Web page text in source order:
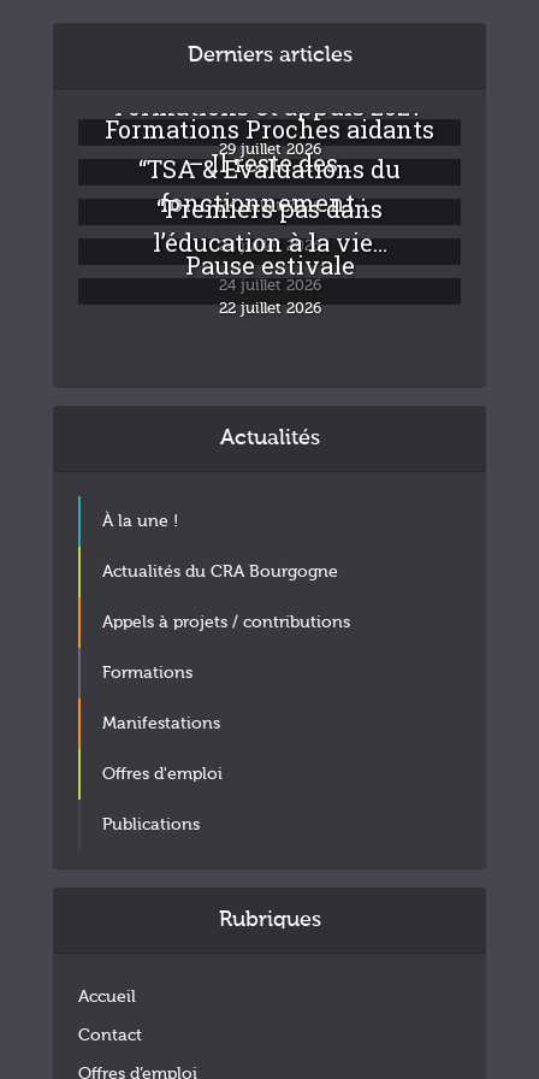
Derniers articles
Formations et appuis 2027
29 juillet 2026
Formations Proches aidants
– Il reste des...
24 juillet 2026
“TSA & Evaluations du
fonctionnement :...
24 juillet 2026
“Premiers pas dans
l’éducation à la vie...
24 juillet 2026
Pause estivale
22 juillet 2026
Actualités
À la une !
Actualités du CRA Bourgogne
Appels à projets / contributions
Formations
Manifestations
Offres d'emploi
Publications
Rubriques
Accueil
Contact
Offres d’emploi